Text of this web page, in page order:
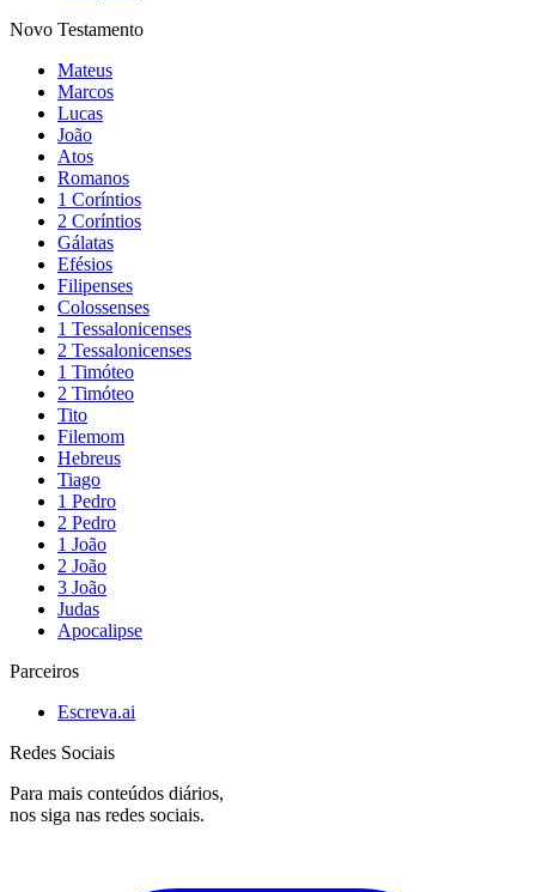
Novo Testamento
Mateus
Marcos
Lucas
João
Atos
Romanos
1 Coríntios
2 Coríntios
Gálatas
Efésios
Filipenses
Colossenses
1 Tessalonicenses
2 Tessalonicenses
1 Timóteo
2 Timóteo
Tito
Filemom
Hebreus
Tiago
1 Pedro
2 Pedro
1 João
2 João
3 João
Judas
Apocalipse
Parceiros
Escreva.ai
Redes Sociais
Para mais conteúdos diários,
nos siga nas redes sociais.